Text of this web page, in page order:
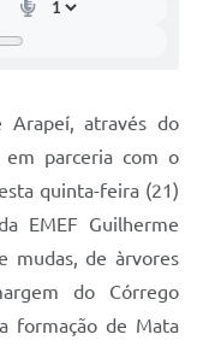
através do
em parceria com o
quinta-feira (21)
EMEF Guilherme
mudas, de àrvores
do Córrego
formação de Mata